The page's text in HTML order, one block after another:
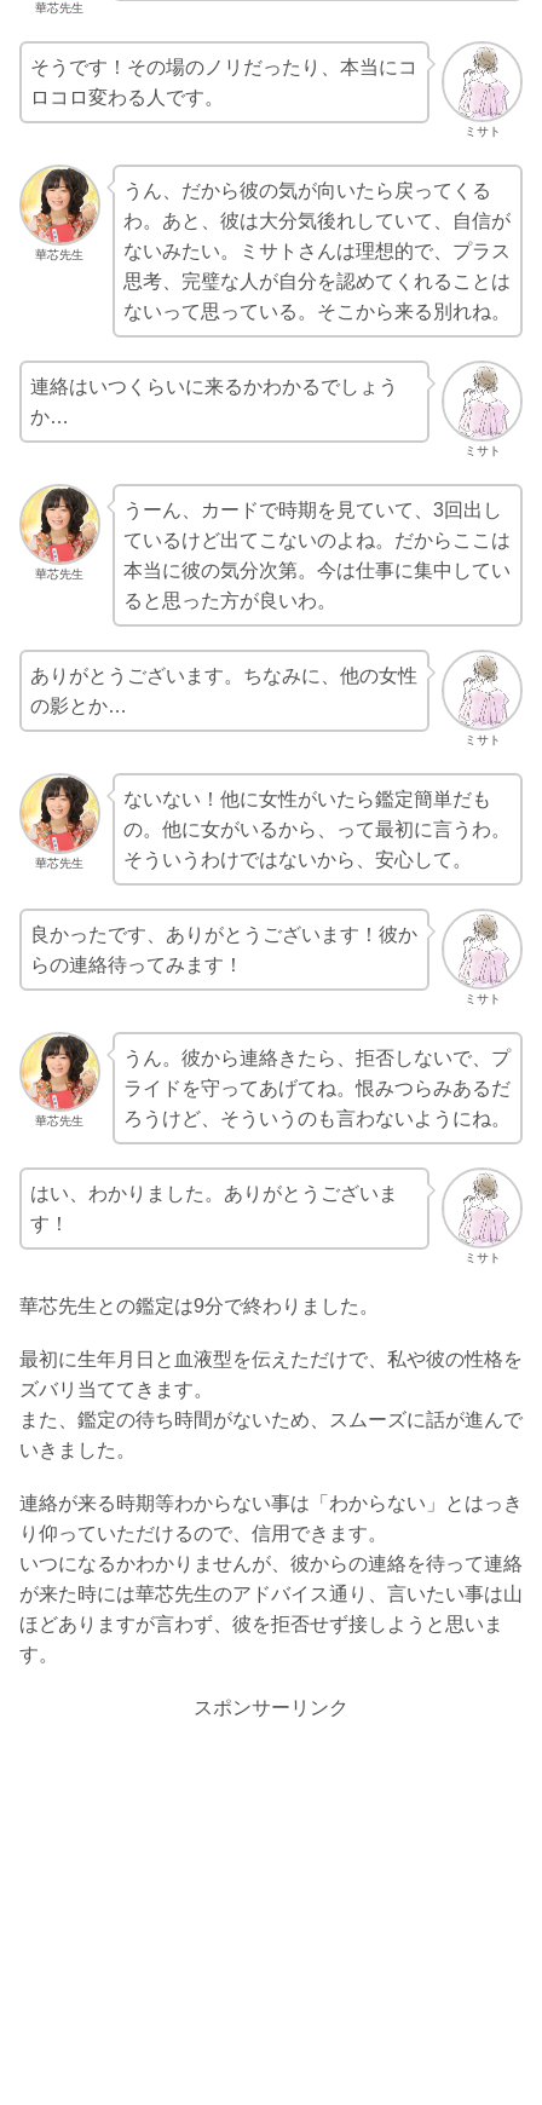
華芯先生
ミサト
そうです！その場のノリだったり、本当にコ
ロコロ変わる人です。
華芯先生
うん、だから彼の気が向いたら戻ってくる
わ。あと、彼は大分気後れしていて、自信が
ないみたい。ミサトさんは理想的で、プラス
思考、完璧な人が自分を認めてくれることは
ないって思っている。そこから来る別れね。
ミサト
連絡はいつくらいに来るかわかるでしょう
か…
華芯先生
うーん、カードで時期を見ていて、3回出し
ているけど出てこないのよね。だからここは
本当に彼の気分次第。今は仕事に集中してい
ると思った方が良いわ。
ミサト
ありがとうございます。ちなみに、他の女性
の影とか…
華芯先生
ないない！他に女性がいたら鑑定簡単だも
の。他に女がいるから、って最初に言うわ。
そういうわけではないから、安心して。
ミサト
良かったです、ありがとうございます！彼か
らの連絡待ってみます！
華芯先生
うん。彼から連絡きたら、拒否しないで、プ
ライドを守ってあげてね。恨みつらみあるだ
ろうけど、そういうのも言わないようにね。
ミサト
はい、わかりました。ありがとうございま
す！
華芯先生との鑑定は9分で終わりました。
最初に生年月日と血液型を伝えただけで、私や彼の性格を
ズバリ当ててきます。
また、鑑定の待ち時間がないため、スムーズに話が進んで
いきました。
連絡が来る時期等わからない事は「わからない」とはっき
り仰っていただけるので、信用できます。
いつになるかわかりませんが、彼からの連絡を待って連絡
が来た時には華芯先生のアドバイス通り、言いたい事は山
ほどありますが言わず、彼を拒否せず接しようと思いま
す。
スポンサーリンク